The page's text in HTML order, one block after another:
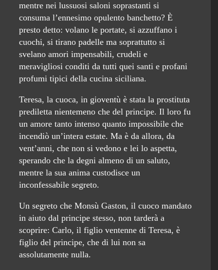
mentre nei lussuosi saloni soprastanti si
consuma l’ennesimo opulento banchetto? È
presto detto: volano le portate, si azzuffano i
cuochi, si tirano padelle ma soprattutto si
svelano amori impensabili, crudeli e
meravigliosi conditi da tutti quei santi e profani
profumi tipici della cucina siciliana.
Teresa, la cuoca, in gioventù è stata la prostituta
prediletta nientemeno che del principe. Il loro fu
un amore tanto intenso quanto impossibile che
incendiò un’intera estate. Ma è da allora, da
vent’anni, che non si vedono e lei lo aspetta,
sperando che la degni almeno di un saluto,
mentre la sua anima custodisce un
inconfessabile segreto.
Un segreto che Monsù Gaston, il cuoco mandato
in aiuto dal principe stesso, non tarderà a
scoprire: Carlo, il figlio ventenne di Teresa, è
figlio del principe, che di lui non sa
assolutamente nulla.